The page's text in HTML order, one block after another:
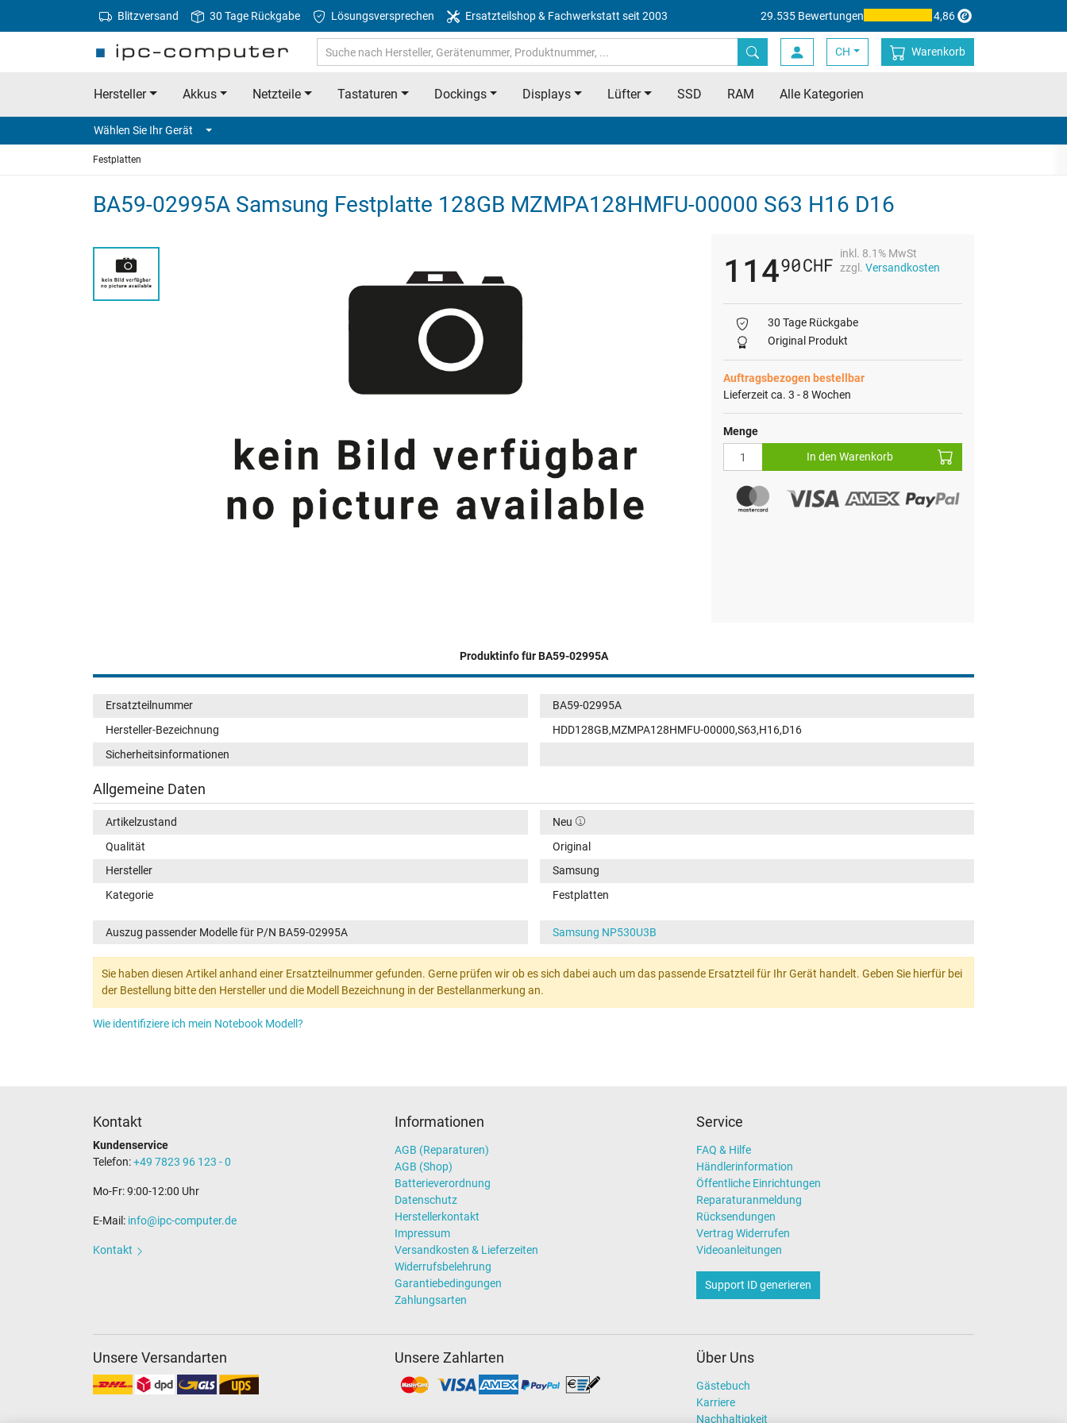
Blitzversand 30 Tage Rückgabe Lösungsversprechen Ersatzteilshop & Fachwerkstatt seit 2003 29.535 Bewertungen 4,86
CH Warenkorb
Hersteller Akkus Netzteile Tastaturen Dockings Displays Lüfter SSD RAM Alle Kategorien
Wählen Sie Ihr Gerät
Festplatten
BA59-02995A Samsung Festplatte 128GB MZMPA128HMFU-00000 S63 H16 D16
11490CHF
inkl. 8.1% MwSt
zzgl. Versandkosten
30 Tage Rückgabe
Original Produkt
Auftragsbezogen bestellbar
Lieferzeit ca. 3 - 8 Wochen
Menge
In den Warenkorb
Produktinfo für BA59-02995A
Ersatzteilnummer
BA59-02995A
Hersteller-Bezeichnung
HDD128GB,MZMPA128HMFU-00000,S63,H16,D16
Sicherheitsinformationen
Allgemeine Daten
Artikelzustand
Neu
Qualität
Original
Hersteller
Samsung
Kategorie
Festplatten
Auszug passender Modelle für P/N BA59-02995A Samsung NP530U3B
Sie haben diesen Artikel anhand einer Ersatzteilnummer gefunden. Gerne prüfen wir ob es sich dabei auch um das passende Ersatzteil für Ihr Gerät handelt. Geben Sie hierfür bei
der Bestellung bitte den Hersteller und die Modell Bezeichnung in der Bestellanmerkung an.
Wie identifiziere ich mein Notebook Modell?
Kontakt
Kundenservice
Telefon:+49 7823 96 123 - 0
Mo-Fr: 9:00-12:00 Uhr
E-Mail: info@ipc-computer.de
Kontakt
Informationen
AGB (Reparaturen)
AGB (Shop)
Batterieverordnung
Datenschutz
Herstellerkontakt
Impressum
Versandkosten & Lieferzeiten
Widerrufsbelehrung
Garantiebedingungen
Zahlungsarten
Service
FAQ & Hilfe
Händlerinformation
Öffentliche Einrichtungen
Reparaturanmeldung
Rücksendungen
Vertrag Widerrufen
Videoanleitungen
Support ID generieren
Über Uns
Gästebuch
Karriere
Nachhaltigkeit
Unsere Versandarten Unsere Zahlarten